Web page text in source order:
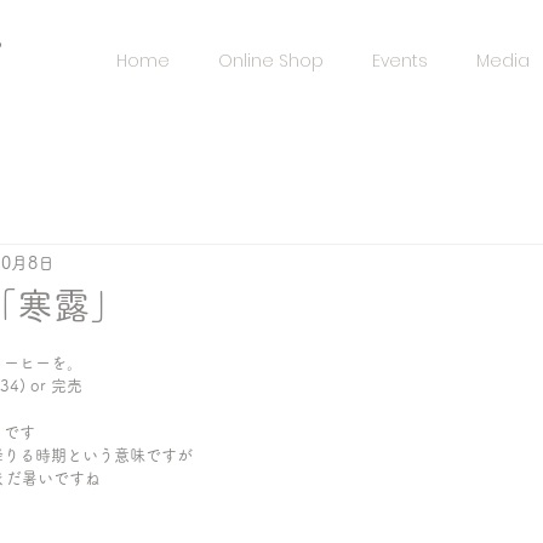
Home Online Shop Events Media
露」
月8日
ヒーを。
or 完売
す
る時期という意味ですが
暑いですね